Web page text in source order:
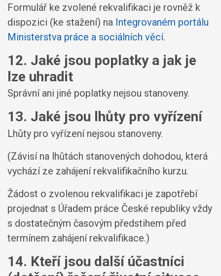
Formulář ke zvolené rekvalifikaci je rovněž k
dispozici (ke stažení) na Integrovaném portálu
Ministerstva práce a sociálních věcí.
12. Jaké jsou poplatky a jak je
lze uhradit
Správní ani jiné poplatky nejsou stanoveny.
13. Jaké jsou lhůty pro vyřízení
Lhůty pro vyřízení nejsou stanoveny.
(Závisí na lhůtách stanovených dohodou, která
vychází ze zahájení rekvalifikačního kurzu.
Žádost o zvolenou rekvalifikaci je zapotřebí
projednat s Úřadem práce České republiky vždy
s dostatečným časovým předstihem před
termínem zahájení rekvalifikace.)
14. Kteří jsou další účastníci